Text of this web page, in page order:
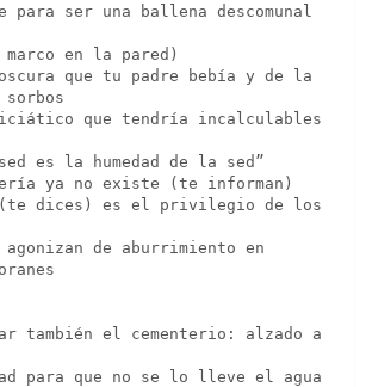
para ser una ballena descomunal
marco en la pared)
que tu padre bebía y de la
que tendría incalculables
es la humedad de la sed”
ya no existe (te informan)
dices) es el privilegio de los
de aburrimiento en
también el cementerio: alzado a
para que no se lo lleve el agua